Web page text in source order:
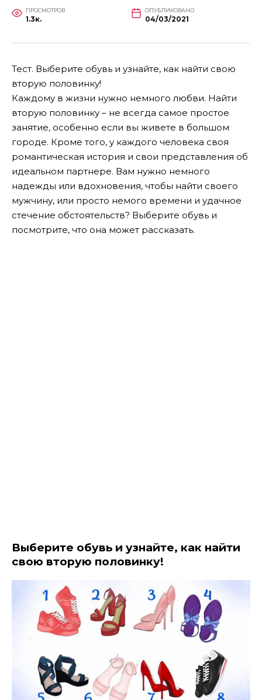
ПРОСМОТРОВ
1.3к.
ОПУБЛИКОВАНО
04/03/2021
Тест. Выберите обувь и узнайте, как найти свою
вторую половинку!
Каждому в жизни нужно немного любви. Найти
вторую половинку – не всегда самое простое
занятие, особенно если вы живете в большом
городе. Кроме того, у каждого человека своя
романтическая история и свои представления об
идеальном партнере. Вам нужно немного
надежды или вдохновения, чтобы найти своего
мужчину, или просто немого времени и удачное
стечение обстоятельств? Выберите обувь и
посмотрите, что она может рассказать.
Выберите обувь и узнайте, как найти
свою вторую половинку!